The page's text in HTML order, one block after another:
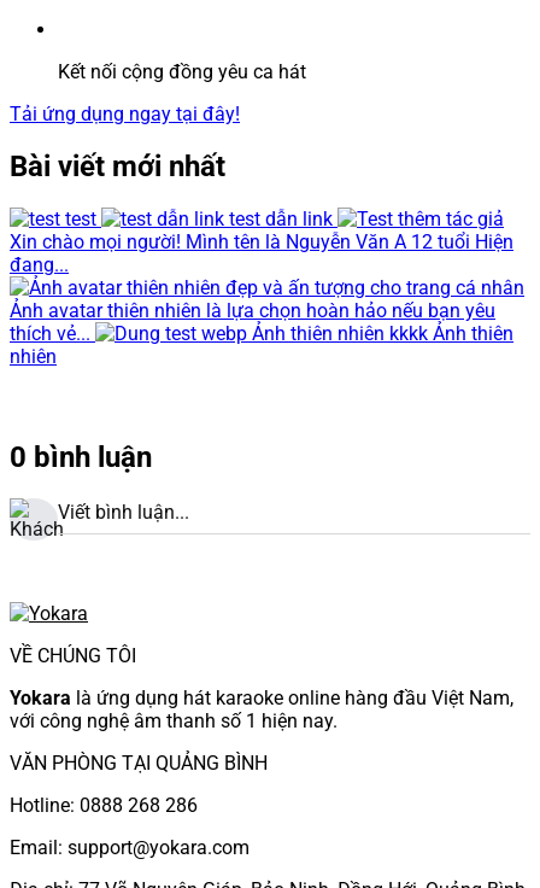
Kết nối cộng đồng yêu ca hát
Tải ứng dụng ngay tại đây!
Bài viết mới nhất
test
test dẫn link
Xin chào mọi người! Mình tên là Nguyễn Văn A 12 tuổi Hiện
đang...
Ảnh avatar thiên nhiên là lựa chọn hoàn hảo nếu bạn yêu
thích vẻ...
Ảnh thiên nhiên kkkk Ảnh thiên
nhiên
0 bình luận
Viết bình luận...
VỀ CHÚNG TÔI
Yokara là ứng dụng hát karaoke online hàng đầu Việt Nam,
với công nghệ âm thanh số 1 hiện nay.
VĂN PHÒNG TẠI QUẢNG BÌNH
Hotline: 0888 268 286
Email: support@yokara.com